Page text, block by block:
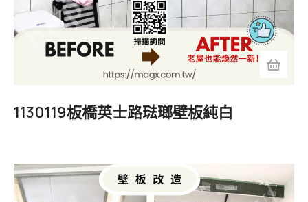
1130119板橋英士路琺瑯壁板純白